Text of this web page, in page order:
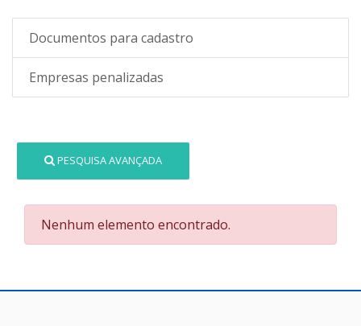
Documentos para cadastro
Empresas penalizadas
PESQUISA AVANÇADA
Nenhum elemento encontrado.